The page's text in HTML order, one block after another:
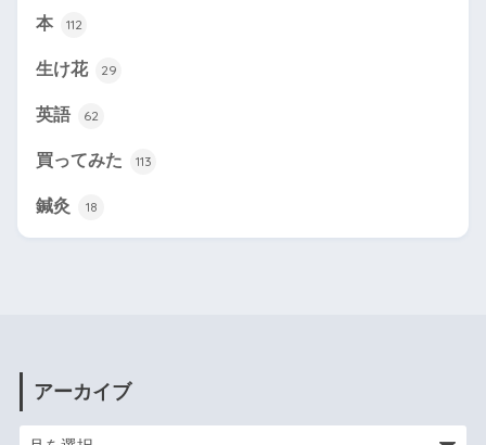
本 112
生け花 29
英語 62
買ってみた 113
鍼灸 18
アーカイブ